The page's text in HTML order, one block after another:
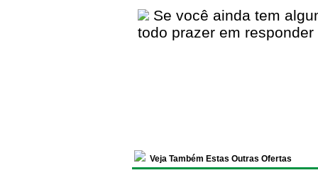
Se você ainda tem
todo prazer em responder
Veja Também Estas Outras Ofertas